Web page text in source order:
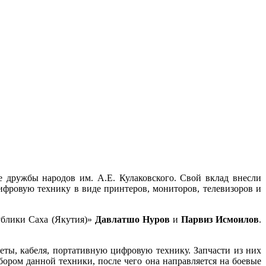
народов им. А.Е. Кулаковского. Свой вклад внесли
технику в виде принтеров, мониторов, телевизоров и
Саха (Якутия)» Давлатшо Нурови Парвиз Исмоилов.
кабеля, портативную цифровую технику. Запчасти из них
данной техники, после чего она направляется на боевые